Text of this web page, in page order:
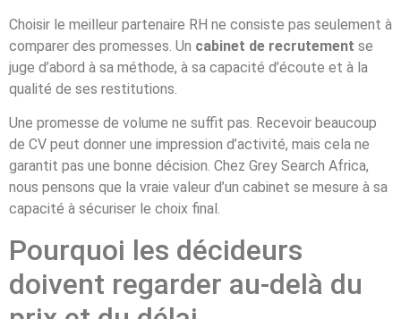
Choisir le meilleur partenaire RH ne consiste pas seulement à
comparer des promesses. Un cabinet de recrutement se
juge d’abord à sa méthode, à sa capacité d’écoute et à la
qualité de ses restitutions.
Une promesse de volume ne suffit pas. Recevoir beaucoup
de CV peut donner une impression d’activité, mais cela ne
garantit pas une bonne décision. Chez Grey Search Africa,
nous pensons que la vraie valeur d’un cabinet se mesure à sa
capacité à sécuriser le choix final.
Pourquoi les décideurs
doivent regarder au-delà du